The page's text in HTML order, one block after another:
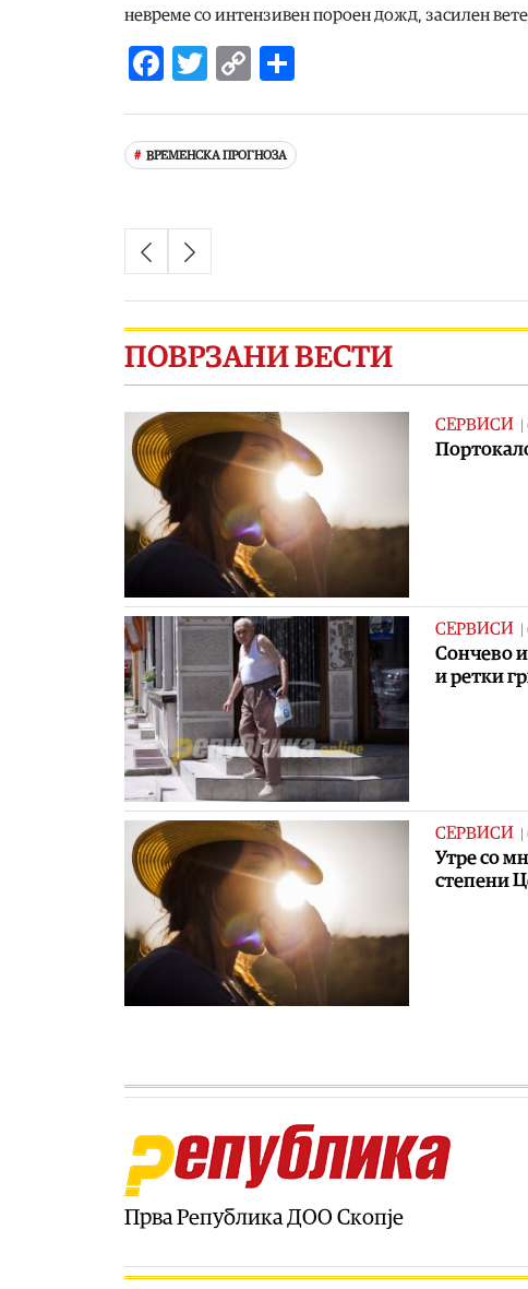
невреме со интензивен пороен дожд, засилен
Facebook
Twitter
Copy
ВРЕМЕНСКА ПРОГНОЗА
ПОВРЗАНИ ВЕСТИ
СЕРВИСИ
СЕРВИСИ
Сончево
и ретки
СЕРВИСИ
Утре со
степени
Прва Република ДОО Скопје